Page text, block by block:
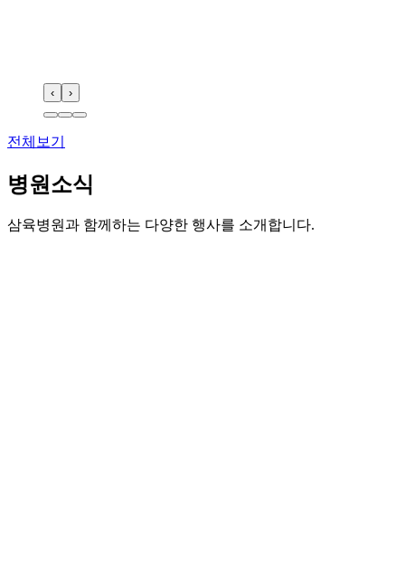
‹ ›
전체보기
병원소식
삼육병원과 함께하는 다양한 행사를 소개합니다.